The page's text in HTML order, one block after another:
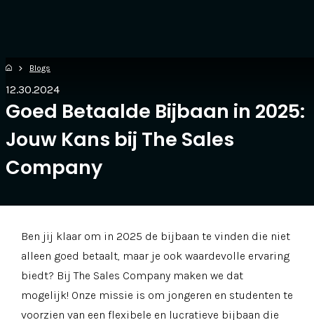
Blogs
12.30.2024
Goed Betaalde Bijbaan in 2025:
Jouw Kans bij The Sales
Company
Ben jij klaar om in 2025 de bijbaan te vinden die niet
alleen goed betaalt, maar je ook waardevolle ervaring
biedt? Bij The Sales Company maken we dat
mogelijk! Onze missie is om jongeren en studenten te
voorzien van een flexibele en lucratieve bijbaan die